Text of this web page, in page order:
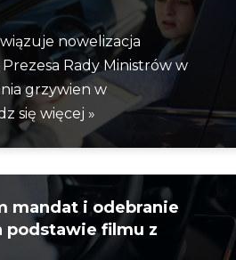
nowelizacja
Rady Ministrów w
grzywien w
się więcej »
mandat i odebranie
podstawie filmu z